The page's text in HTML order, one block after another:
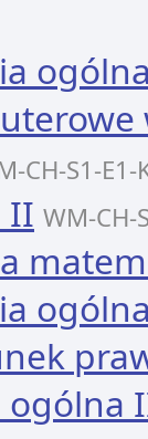
CH-S1-E1-
II WM-CH-
ogólna